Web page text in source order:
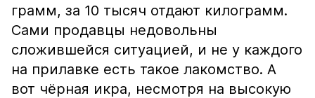
грамм, за 10 тысяч отдают килограмм.
Сами продавцы недовольны
сложившейся ситуацией, и не у каждого
на прилавке есть такое лакомство. А
вот чёрная икра, несмотря на высокую